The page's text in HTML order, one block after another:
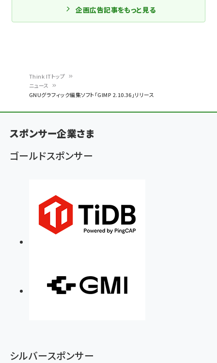
ン
く
ず
Think ITトップ
ニュース
GNUグラフィック編集ソフト「GIMP 2.10.36」リリース
企画広告記事をもっと見る
スポンサー企業さま
ゴールドスポンサー
シルバースポンサー